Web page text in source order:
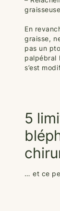
En
graisse,
pas un
palpébral
s’est
5
… et ce